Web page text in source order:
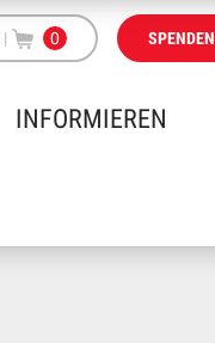
| 0 SPENDEN
INFORMIEREN